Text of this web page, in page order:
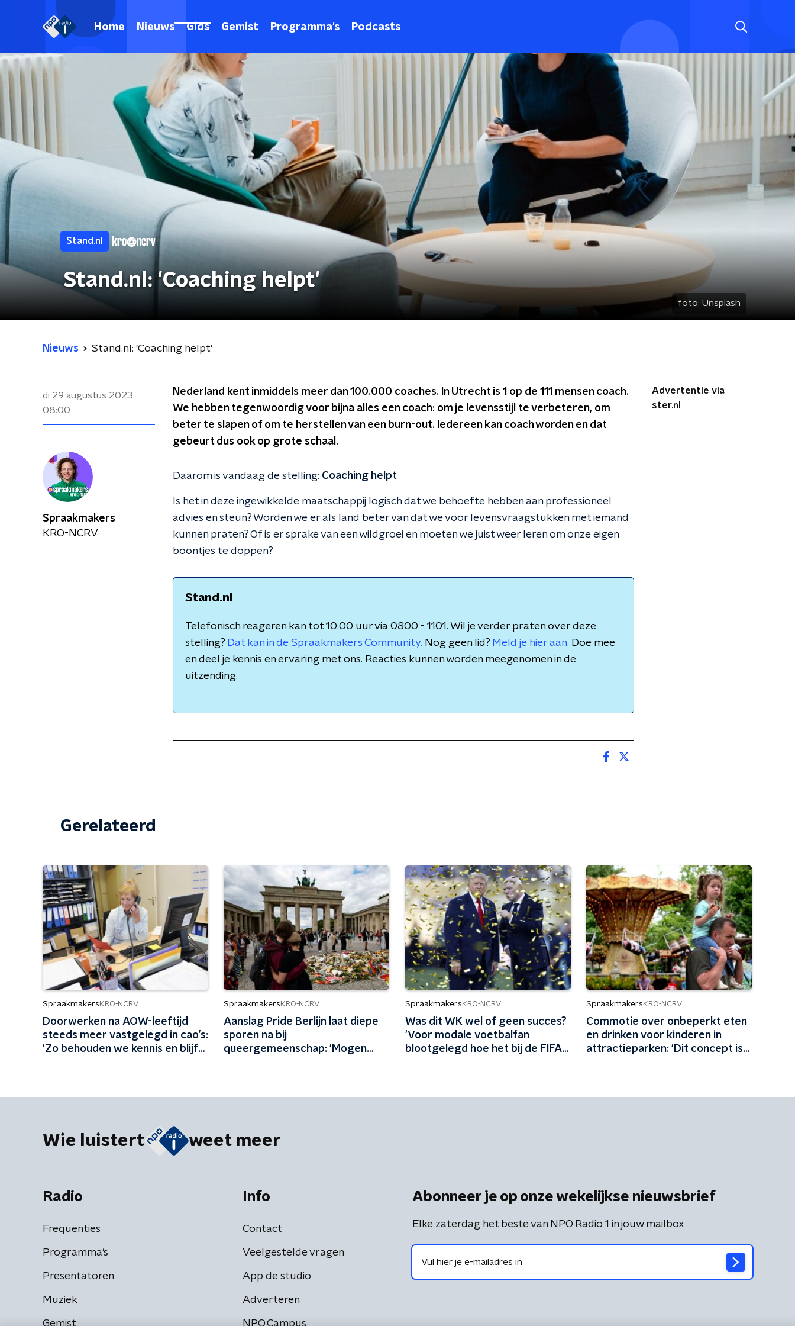
Home Nieuws Gids Gemist Programma's Podcasts
Stand.nl
Stand.nl: 'Coaching helpt'
foto: Unsplash
Nieuws Stand.nl: 'Coaching helpt'
di 29 augustus 2023
08:00
Nederland kent inmiddels meer dan 100.000 coaches. In Utrecht is 1 op de 111 mensen coach.
We hebben tegenwoordig voor bijna alles een coach: om je levensstijl te verbeteren, om
beter te slapen of om te herstellen van een burn-out. Iedereen kan coach worden en dat
gebeurt dus ook op grote schaal.
Daarom is vandaag de stelling: Coaching helpt
Is het in deze ingewikkelde maatschappij logisch dat we behoefte hebben aan professioneel
advies en steun? Worden we er als land beter van dat we voor levensvraagstukken met iemand
kunnen praten? Of is er sprake van een wildgroei en moeten we juist weer leren om onze eigen
boontjes te doppen?
Stand.nl
Telefonisch reageren kan tot 10:00 uur via 0800 - 1101. Wil je verder praten over deze
stelling? Dat kan in de Spraakmakers Community. Nog geen lid? Meld je hier aan. Doe mee
en deel je kennis en ervaring met ons. Reacties kunnen worden meegenomen in de
uitzending.
Advertentie via
ster.nl
Spraakmakers
KRO-NCRV
Gerelateerd
Spraakmakers KRO-NCRV
Doorwerken na AOW-leeftijd
steeds meer vastgelegd in cao’s:
'Zo behouden we kennis en blijft
Spraakmakers KRO-NCRV
Aanslag Pride Berlijn laat diepe
sporen na bij
queergemeenschap: 'Mogen
Spraakmakers KRO-NCRV
Was dit WK wel of geen succes?
'Voor modale voetbalfan
blootgelegd hoe het bij de FIFA
Spraakmakers KRO-NCRV
Commotie over onbeperkt eten
en drinken voor kinderen in
attractieparken: 'Dit concept is
Wie luistert weet meer
Radio
Frequenties
Programma's
Presentatoren
Muziek
Gemist
Info
Contact
Veelgestelde vragen
App de studio
Adverteren
NPO Campus
Abonneer je op onze wekelijkse nieuwsbrief
Elke zaterdag het beste van NPO Radio 1 in jouw mailbox